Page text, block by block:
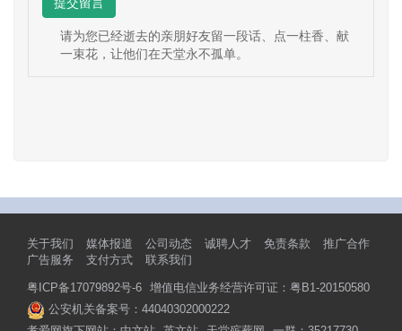
请为您已经逝去的亲朋好友留一段话、点一柱香、献
一束花，让他们在天堂永不孤单。
关于我们 媒体报道 公司动态 诚聘人才 免责条款
推广合作
广告服务
支付方式 联系我们
粤ICP备17079892号-6 增值电信业务经营许可证：粤B1-20150580
公安机关备案号：44040302000222